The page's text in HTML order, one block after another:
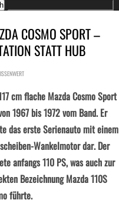
COSMO SPORT –
STATT HUB
cm flache Mazda Cosmo Sport
1967 bis 1972 vom Band. Er
das erste Serienauto mit einem
Wankelmotor dar. Der
anfangs 110 PS, was auch zur
Bezeichnung Mazda 110S
führte.